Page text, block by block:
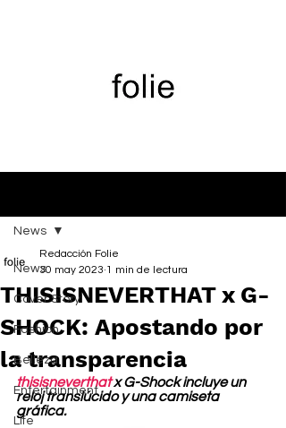
News
Cover Story
Fashion
Belleza
Entertainment
Life
News
THISISNEVERTHAT x G-
SHOCK: Apostando por
la transparencia
Redacción Folie
30 may 2023 1 min de lectura
thisisneverthat x G-Shock incluye un
reloj translúcido y una camiseta
gráfica.